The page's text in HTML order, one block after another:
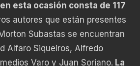
esta ocasión consta de 117
autores que están presentes
Subastas se encuentran
Alfaro Siqueiros, Alfredo
Varo y Juan Soriano. La